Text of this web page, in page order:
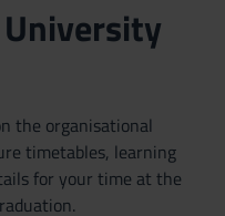
the organisational
timetables, learning
for your time at the